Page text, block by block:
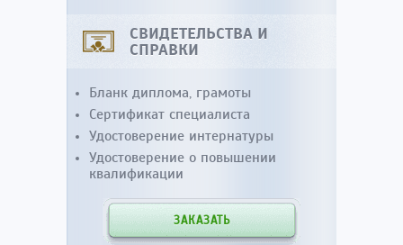
СВИДЕТЕЛЬСТВА И
СПРАВКИ
Бланк диплома, грамоты
Сертификат специалиста
Удостоверение интернатуры
Удостоверение о повышении
квалификации
ЗАКАЗАТЬ